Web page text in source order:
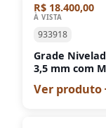
R$ 18.400,00
À VISTA
933918
Grade
3,5 mm com
Ver produto